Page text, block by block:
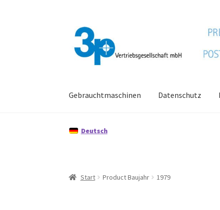
Navigation
springen
Zum
Inhalt
springen
Gebrauchtmaschinen Datenschutz
Deutsch
Start Product Baujahr 1979